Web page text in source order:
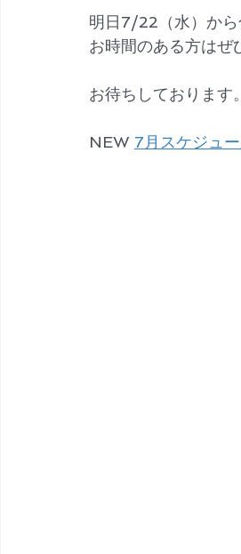
明日7/22（水）か
お時間のある方はぜ
お待ちしております。
NEW 7月スケジュ